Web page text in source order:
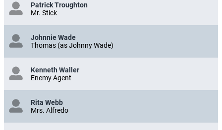
Patrick Troughton
Mr. Stick
Johnnie Wade
Thomas (as Johnny Wade)
Kenneth Waller
Enemy Agent
Rita Webb
Mrs. Alfredo